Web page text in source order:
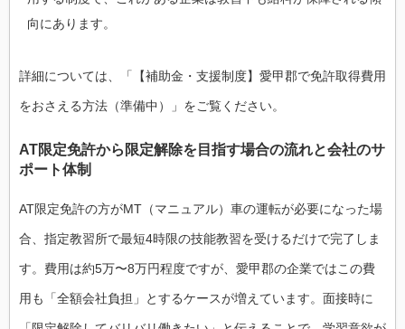
向にあります。
詳細については、「【補助金・支援制度】愛甲郡で免許取得費用
をおさえる方法（準備中）」をご覧ください。
AT限定免許から限定解除を目指す場合の流れと会社のサ
ポート体制
AT限定免許の方がMT（マニュアル）車の運転が必要になった場
合、指定教習所で最短4時限の技能教習を受けるだけで完了しま
す。費用は約5万〜8万円程度ですが、愛甲郡の企業ではこの費
用も「全額会社負担」とするケースが増えています。面接時に